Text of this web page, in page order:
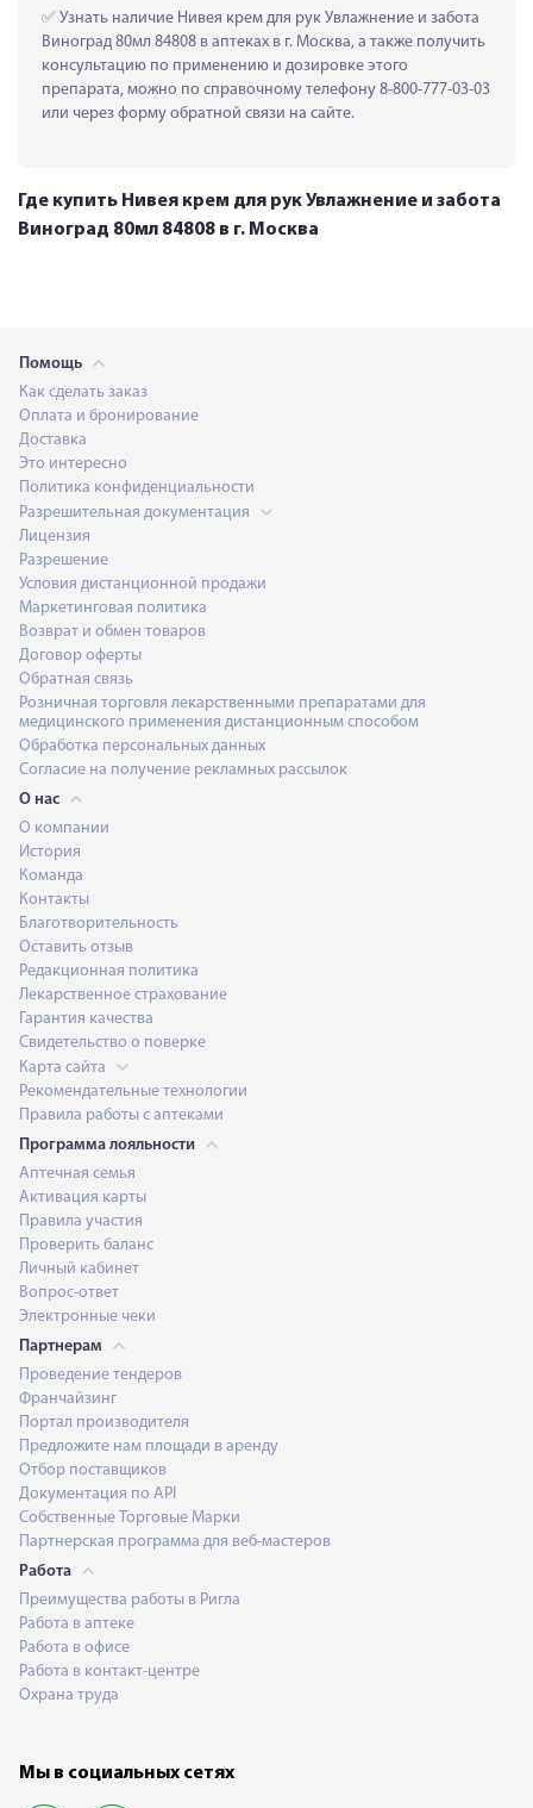
Узнать наличие Нивея крем для рук Увлажнение и забота
Виноград 80мл 84808 в аптеках в г. Москва, а также получить
консультацию по применению и дозировке этого
препарата, можно по справочному телефону 8-800-777-03-03
или через форму обратной связи на сайте.
Где купить Нивея крем для рук Увлажнение и забота
Виноград 80мл 84808 в г. Москва
Помощь
Как сделать заказ
Оплата и бронирование
Доставка
Это интересно
Политика конфиденциальности
Разрешительная документация
Лицензия
Разрешение
Условия дистанционной продажи
Маркетинговая политика
Возврат и обмен товаров
Договор оферты
Обратная связь
Розничная торговля лекарственными препаратами для
медицинского применения дистанционным способом
Обработка персональных данных
Согласие на получение рекламных рассылок
О нас
О компании
История
Команда
Контакты
Благотворительность
Оставить отзыв
Редакционная политика
Лекарственное страхование
Гарантия качества
Свидетельство о поверке
Карта сайта
Рекомендательные технологии
Правила работы с аптеками
Программа лояльности
Аптечная семья
Активация карты
Правила участия
Проверить баланс
Личный кабинет
Вопрос-ответ
Электронные чеки
Партнерам
Проведение тендеров
Франчайзинг
Портал производителя
Предложите нам площади в аренду
Отбор поставщиков
Документация по API
Собственные Торговые Марки
Партнерская программа для веб-мастеров
Работа
Преимущества работы в Ригла
Работа в аптеке
Работа в офисе
Работа в контакт-центре
Охрана труда
Мы в социальных сетях